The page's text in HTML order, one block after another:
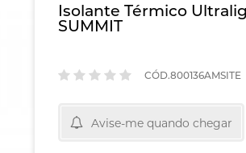
Isolante Térmico
SUMMIT
CÓD.800136AMSITE
Avise-me quando chegar